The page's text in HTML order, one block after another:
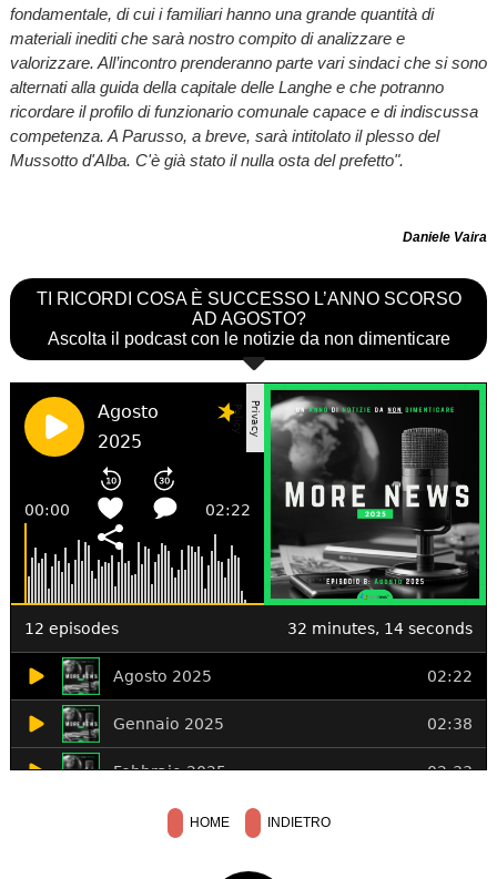
fondamentale, di cui i familiari hanno una grande quantità di
materiali inediti che sarà nostro compito di analizzare e
valorizzare. All’incontro prenderanno parte vari sindaci che si sono
alternati alla guida della capitale delle Langhe e che potranno
ricordare il profilo di funzionario comunale capace e di indiscussa
competenza. A Parusso, a breve, sarà intitolato il plesso del
Mussotto d'Alba. C'è già stato il nulla osta del prefetto".
Daniele Vaira
TI RICORDI COSA È SUCCESSO L’ANNO SCORSO
AD AGOSTO?
Ascolta il podcast con le notizie da non dimenticare
HOME INDIETRO